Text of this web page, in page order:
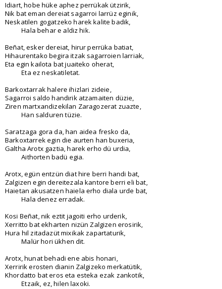
Idiart, hobe hüke aphez perrükak ützirik,
Nik bat eman dereiat sagarroi larrüz eginik,
Neskatilen gogatzeko harek kalite badik,
Hala behar e aldiz hik.
Beñat, esker dereiat, hirur perrüka batiat,
Hihaurentako begira itzak sagarroien larriak,
Eta egin kailota bat juaiteko oherat,
Eta ez neskatiletat.
Barkoxtarrak halere ihizlari zideie,
Sagarroi saldo handirik atzamaiten düzie,
Ziren martxandizekilan Zaragozerat zuazte,
Han salduren tüzie.
Saratzaga gora da, han aidea fresko da,
Barkoxtarrek egin die aurten han buxeria,
Galtha Arotx gaztia, harek erho dü urdia,
Aithorten badü egia.
Arotx, egün entzün diat hire berri handi bat,
Zalgizen egin dereitezala kantore berri eli bat,
Haietan akusatzen haiela erho diala urde bat,
Hala denez erradak.
Kosi Beñat, nik eztit jagoiti erho urderik,
Xerritto bat ekharten nizün Zalgizen erosirik,
Hura hil zitadazüt mixikak zapartaturik,
Malür hori ükhen dit.
Arotx, hunat behadi ene abis honari,
Xerririk erosten dianin Zalgizeko merkatütik,
Khordatto bat eros eta esteka ezak zankotik,
Etzaik, ez, hilen laxoki.